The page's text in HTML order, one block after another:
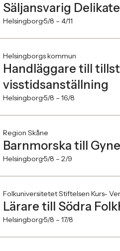
Säljansvarig
Helsingborg5/8 – 4/11
Helsingborgs kommun
Handläggare till
visstidsanställning
Helsingborg5/8 – 16/8
Region Skåne
Barnmorska till
Helsingborg5/8 – 2/9
Folkuniversitetet Stiftelsen Kurs-
Lärare till Södra
Helsingborg5/8 – 17/8